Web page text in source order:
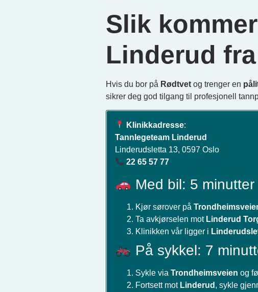
Slik
Linderud
Hvis du bor på Rødtvet og trenger en
sikrer deg god tilgang til profesjonell
Klinikkadresse:
Tannlegeteam Linderud
Linderudsletta 13, 0597 Oslo
22 65 57 77
Med bil: 5 minutter
Kjør sørover på
Ta avkjørselen mot Linderud
Klinikken vår ligger i
På sykkel: 7
Sykle via Trondheimsveien og
Fortsett mot Linderud , sykle